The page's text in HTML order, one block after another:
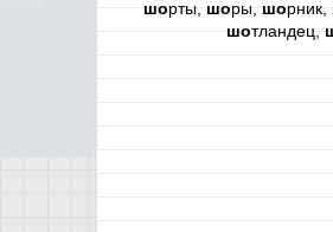
шорты,шоры,шорник,
шотландец,